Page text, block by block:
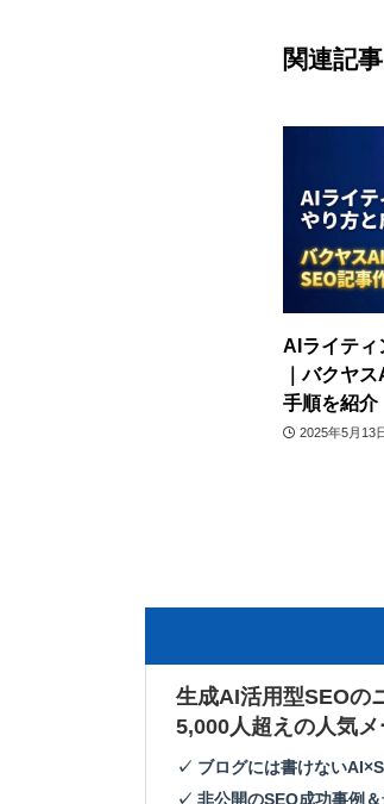
関連記事
AIライティ
｜バクヤ
手順を紹介
2025年5月13
生成AI活用型SEOの
5,000人超えの人気
✓ ブログには書けない
✓ 非公開のSEO成功事例